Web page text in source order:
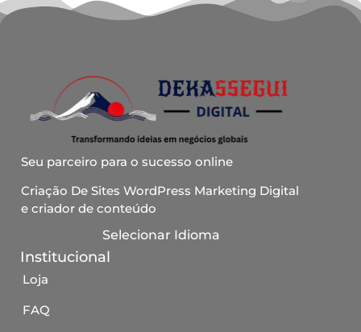
Seu parceiro para o sucesso online
Criação De Sites WordPress Marketing Digital
e criador de conteúdo
Selecionar Idioma
Institucional
Loja
FAQ